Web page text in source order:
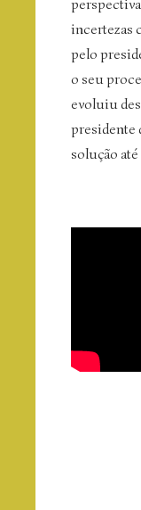
incertezas
pelo
o seu
evoluiu
presidente
solução